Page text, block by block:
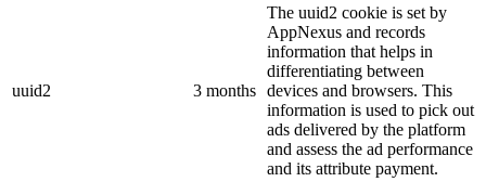
uuid2 3 months
The uuid2 cookie is set by
AppNexus and records
information that helps in
differentiating between
devices and browsers. This
information is used to pick out
ads delivered by the platform
and assess the ad performance
and its attribute payment.